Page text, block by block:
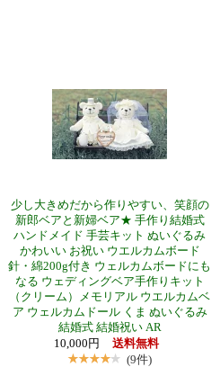
少し大きめだから作りやすい、笑顔の
新郎ベアと新婦ベア★ 手作り結婚式
ハンドメイド 手芸キット ぬいぐるみ
かわいい お祝い ウエルカムボード
針・綿200g付き ウェルカムボードにも
なる ウェディングベア手作りキット
（クリーム）メモリアル ウエルカムベ
ア ウェルカムドール くま ぬいぐるみ
結婚式 結婚祝い AR
10,000円
送料無料
(9件)